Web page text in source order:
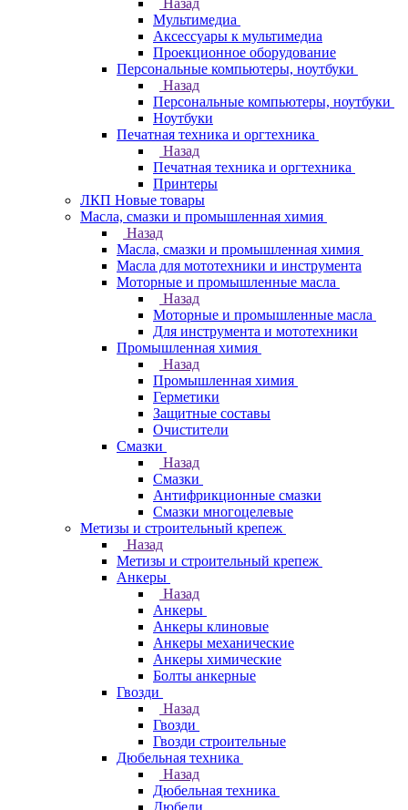
Назад
Мультимедиа
Аксессуары к мультимедиа
Проекционное оборудование
Персональные компьютеры, ноутбуки
Назад
Персональные компьютеры, ноутбуки
Ноутбуки
Печатная техника и оргтехника
Назад
Печатная техника и оргтехника
Принтеры
ЛКП Новые товары
Масла, смазки и промышленная химия
Назад
Масла, смазки и промышленная химия
Масла для мототехники и инструмента
Моторные и промышленные масла
Назад
Моторные и промышленные масла
Для инструмента и мототехники
Промышленная химия
Назад
Промышленная химия
Герметики
Защитные составы
Очистители
Смазки
Назад
Смазки
Антифрикционные смазки
Смазки многоцелевые
Метизы и строительный крепеж
Назад
Метизы и строительный крепеж
Анкеры
Назад
Анкеры
Анкеры клиновые
Анкеры механические
Анкеры химические
Болты анкерные
Гвозди
Назад
Гвозди
Гвозди строительные
Дюбельная техника
Назад
Дюбельная техника
Дюбели